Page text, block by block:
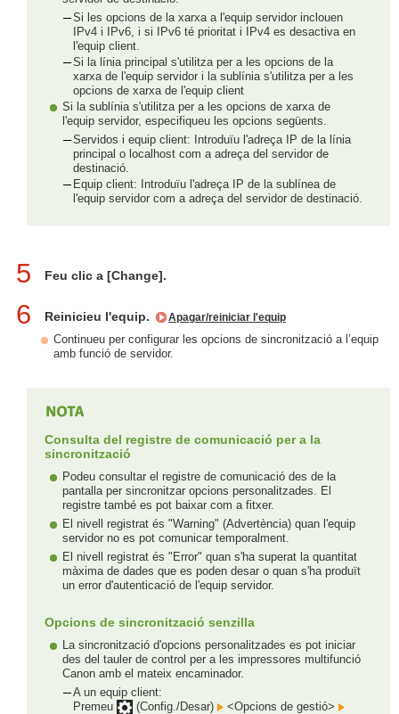
Si les opcions de la xarxa a l'equip servidor inclouen
IPv4 i IPv6, i si IPv6 té prioritat i IPv4 es desactiva en
l'equip client.
Si la línia principal s'utilitza per a les opcions de la
xarxa de l'equip servidor i la sublínia s'utilitza per a les
opcions de xarxa de l'equip client
Si la sublínia s'utilitza per a les opcions de xarxa de
l'equip servidor, especifiqueu les opcions següents.
Servidos i equip client: Introduïu l'adreça IP de la línia
principal o localhost com a adreça del servidor de
destinació.
Equip client: Introduïu l'adreça IP de la sublínea de
l'equip servidor com a adreça del servidor de destinació.
5 Feu clic a [Change].
6 Reinicieu l'equip. Apagar/reiniciar l'equip
Continueu per configurar les opcions de sincronització a l’equip
amb funció de servidor.
Consulta del registre de comunicació per a la
sincronització
Podeu consultar el registre de comunicació des de la
pantalla per sincronitzar opcions personalitzades. El
registre també es pot baixar com a fitxer.
El nivell registrat és "Warning" (Advertència) quan l'equip
servidor no es pot comunicar temporalment.
El nivell registrat és "Error" quan s'ha superat la quantitat
màxima de dades que es poden desar o quan s'ha produït
un error d'autenticació de l'equip servidor.
Opcions de sincronització senzilla
La sincronització d'opcions personalitzades es pot iniciar
des del tauler de control per a les impressores multifunció
Canon amb el mateix encaminador.
A un equip client:
Premeu
(Config./Desar)
<Opcions de gestió>